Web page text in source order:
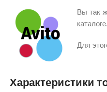
Вы так
Для
Характеристики